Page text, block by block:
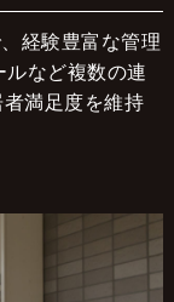
経験豊富な管理
ルなど複数の連
満足度を維持